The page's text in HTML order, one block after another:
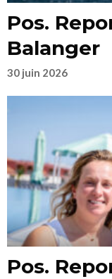
Pos.
Balanger
30 juin 2026
Pos.